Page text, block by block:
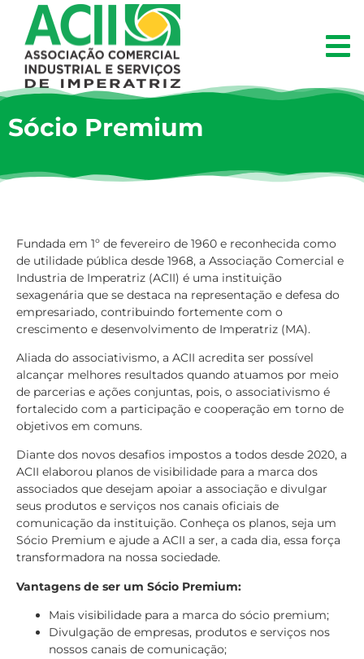
Sócio Premium
Fundada em 1º de fevereiro de 1960 e reconhecida como
de utilidade pública desde 1968, a Associação Comercial e
Industria de Imperatriz (ACII) é uma instituição
sexagenária que se destaca na representação e defesa do
empresariado, contribuindo fortemente com o
crescimento e desenvolvimento de Imperatriz (MA).
Aliada do associativismo, a ACII acredita ser possível
alcançar melhores resultados quando atuamos por meio
de parcerias e ações conjuntas, pois, o associativismo é
fortalecido com a participação e cooperação em torno de
objetivos em comuns.
Diante dos novos desafios impostos a todos desde 2020, a
ACII elaborou planos de visibilidade para a marca dos
associados que desejam apoiar a associação e divulgar
seus produtos e serviços nos canais oficiais de
comunicação da instituição. Conheça os planos, seja um
Sócio Premium e ajude a ACII a ser, a cada dia, essa força
transformadora na nossa sociedade.
Vantagens de ser um Sócio Premium:
Mais visibilidade para a marca do sócio premium;
Divulgação de empresas, produtos e serviços nos
nossos canais de comunicação;